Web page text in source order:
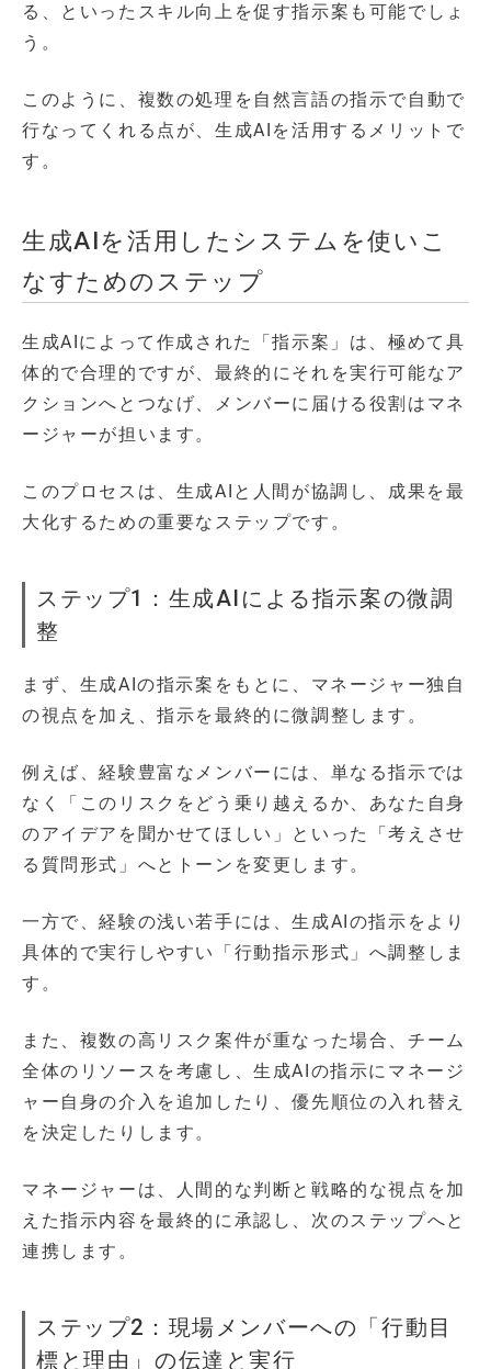
る、といったスキル向上を促す指示案も可能でしょ
う。
このように、複数の処理を自然言語の指示で自動で
行なってくれる点が、生成AIを活用するメリットで
す。
生成AIを活用したシステムを使いこ
なすためのステップ
生成AIによって作成された「指示案」は、極めて具
体的で合理的ですが、最終的にそれを実行可能なア
クションへとつなげ、メンバーに届ける役割はマネ
ージャーが担います。
このプロセスは、生成AIと人間が協調し、成果を最
大化するための重要なステップです。
ステップ1：生成AIによる指示案の微調
整
まず、生成AIの指示案をもとに、マネージャー独自
の視点を加え、指示を最終的に微調整します。
例えば、経験豊富なメンバーには、単なる指示では
なく「このリスクをどう乗り越えるか、あなた自身
のアイデアを聞かせてほしい」といった「考えさせ
る質問形式」へとトーンを変更します。
一方で、経験の浅い若手には、生成AIの指示をより
具体的で実行しやすい「行動指示形式」へ調整しま
す。
また、複数の高リスク案件が重なった場合、チーム
全体のリソースを考慮し、生成AIの指示にマネージ
ャー自身の介入を追加したり、優先順位の入れ替え
を決定したりします。
マネージャーは、人間的な判断と戦略的な視点を加
えた指示内容を最終的に承認し、次のステップへと
連携します。
ステップ2：現場メンバーへの「行動目
標と理由」の伝達と実行